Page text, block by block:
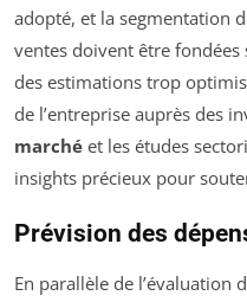
adopté, et la segmentation
ventes doivent être fondées
des estimations trop
de l’entreprise auprès des
marché et les études
insights précieux pour
Prévision des
En parallèle de l’évaluation